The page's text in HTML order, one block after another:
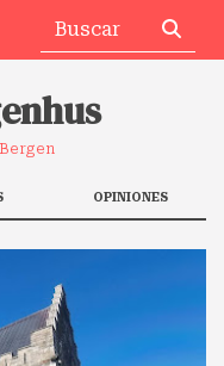
OPINIONES